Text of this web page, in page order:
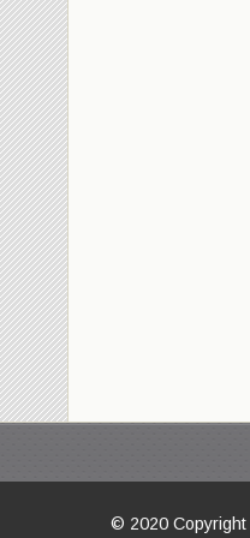
© 2020 Copyright